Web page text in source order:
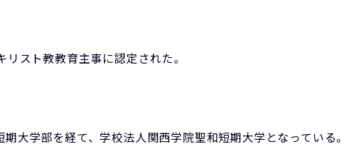
スト教教育主事に認定された。
大学部を経て、学校法人関西学院聖和短期大学となっている。